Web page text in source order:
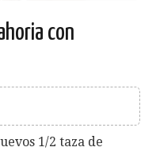
con
1/2 taza de